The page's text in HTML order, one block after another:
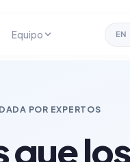
Equipo EN
POR EXPERTOS
que